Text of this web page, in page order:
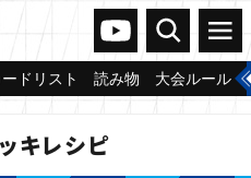
ヴァンガードch
検索 メニュー
ドリスト 読み物 大会ルール
キレシピ